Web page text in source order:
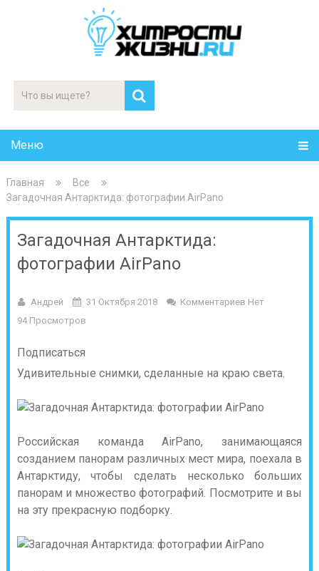
Меню
Главная
Все
Загадочная Антарктида: фотографии AirPano
Загадочная Антарктида:
фотографии AirPano
Андрей 31 Октября 2018
Комментариев Нет
94 Просмотров
Подписаться
Удивительные снимки, сделанные на краю света.
Российская команда AirPano, занимающаяся
созданием панорам различных мест мира, поехала в
Антарктиду, чтобы сделать несколько больших
панорам и множество фотографий. Посмотрите и вы
на эту прекрасную подборку.